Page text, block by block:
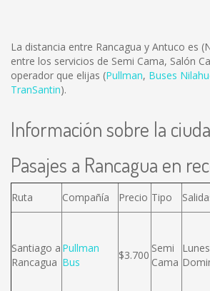
La distancia entre Rancagua y Antuco es
entre los servicios de Semi Cama, Salón
operador que elijas (Pullman, Buses
TranSantin).
Información sobre la
Pasajes a Rancagua en
Ruta Compañía Precio Tipo
Santiago a
Rancagua
Pullman
Bus
$3.700
Semi
Cama